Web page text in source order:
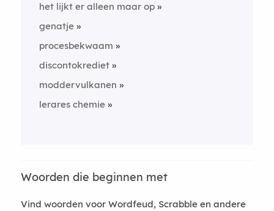
het lijkt er alleen maar op
genatje
procesbekwaam
discontokrediet
moddervulkanen
lerares chemie
Woorden die beginnen met
Vind woorden voor Wordfeud, Scrabble en andere